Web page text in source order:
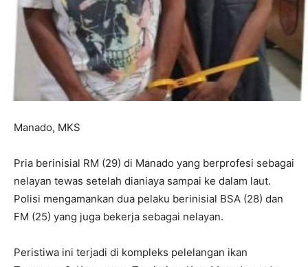
Manado, MKS
Pria berinisial RM (29) di Manado yang berprofesi sebagai
nelayan tewas setelah dianiaya sampai ke dalam laut.
Polisi mengamankan dua pelaku berinisial BSA (28) dan
FM (25) yang juga bekerja sebagai nelayan.
Peristiwa ini terjadi di kompleks pelelangan ikan